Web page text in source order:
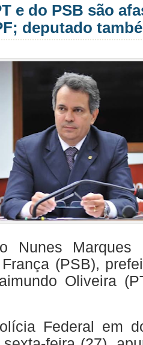
e do PSB são
deputado
Nunes Marques
(PSB),
Oliveira
Federal em